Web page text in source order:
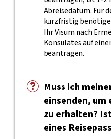
Abreisedatum. Für
kurzfristig
Ihr Visum nach
Konsulates auf
beantragen.
Muss ich
einsenden, um
zu erhalten?
eines